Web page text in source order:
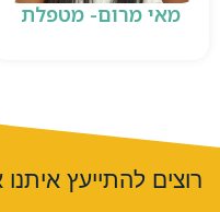
מאי מרום- מטפלת
רוצים להתייעץ